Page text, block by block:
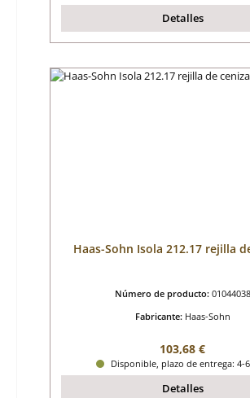
Detalles
Haas-Sohn Isola 212.17 rejilla
Número de producto: 01044038
Fabricante: Haas-Sohn
Precio normal:
103,68 €
Disponible, plazo de entrega: 4-
Detalles